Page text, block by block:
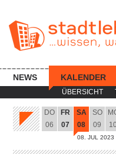
ÜBERSICHT
NEWS KALENDER
DO
06
FR
07
SA
08
08. JUL 2023
SO
09